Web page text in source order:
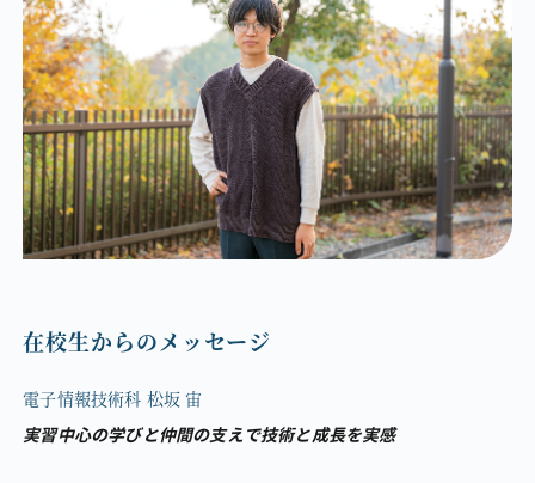
在校生からのメッセージ
電子情報技術科 松坂 宙
実習中心の学びと仲間の支えで技術と成長を実感